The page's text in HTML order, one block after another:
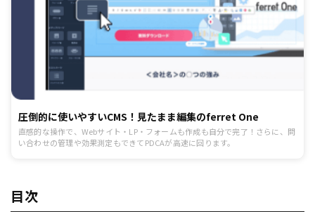
圧倒的に使いやすいCMS！見たまま編集のferret One
直感的な操作で、Webサイト・LP・フォームも作成も自分で完了！さらに、問
い合わせの管理や効果測定もできてPDCAが高速に回ります。
目次